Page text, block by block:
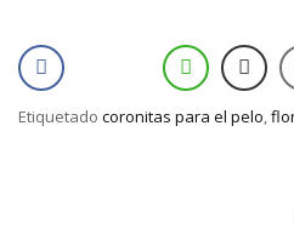
Etiquetado coronitas para el pelo,